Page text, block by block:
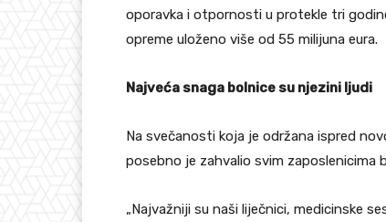
oporavka i otpornosti u protekle tri
opreme uloženo više od 55 milijuna eura.
Najveća snaga bolnice su njezini ljudi
Na svečanosti koja je održana ispred
posebno je zahvalio svim zaposlenicima
„Najvažniji su naši liječnici, medicinske